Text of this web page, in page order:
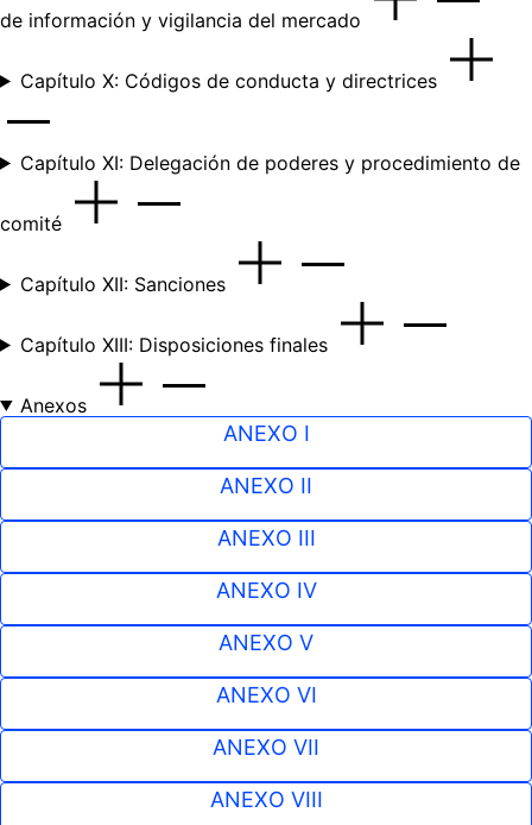
de información y vigilancia del mercado
Capítulo X: Códigos de conducta y directrices
Capítulo XI: Delegación de poderes y procedimiento de
comité
Capítulo XII: Sanciones
Capítulo XIII: Disposiciones finales
Anexos
ANEXO I
ANEXO II
ANEXO III
ANEXO IV
ANEXO V
ANEXO VI
ANEXO VII
ANEXO VIII